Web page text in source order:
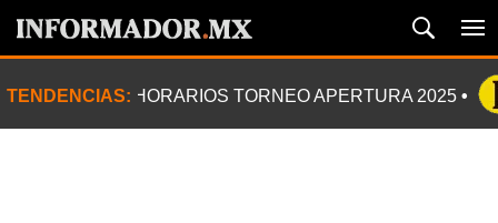
TENDENCIAS: HORARIOS TORNEO APERTURA 2025